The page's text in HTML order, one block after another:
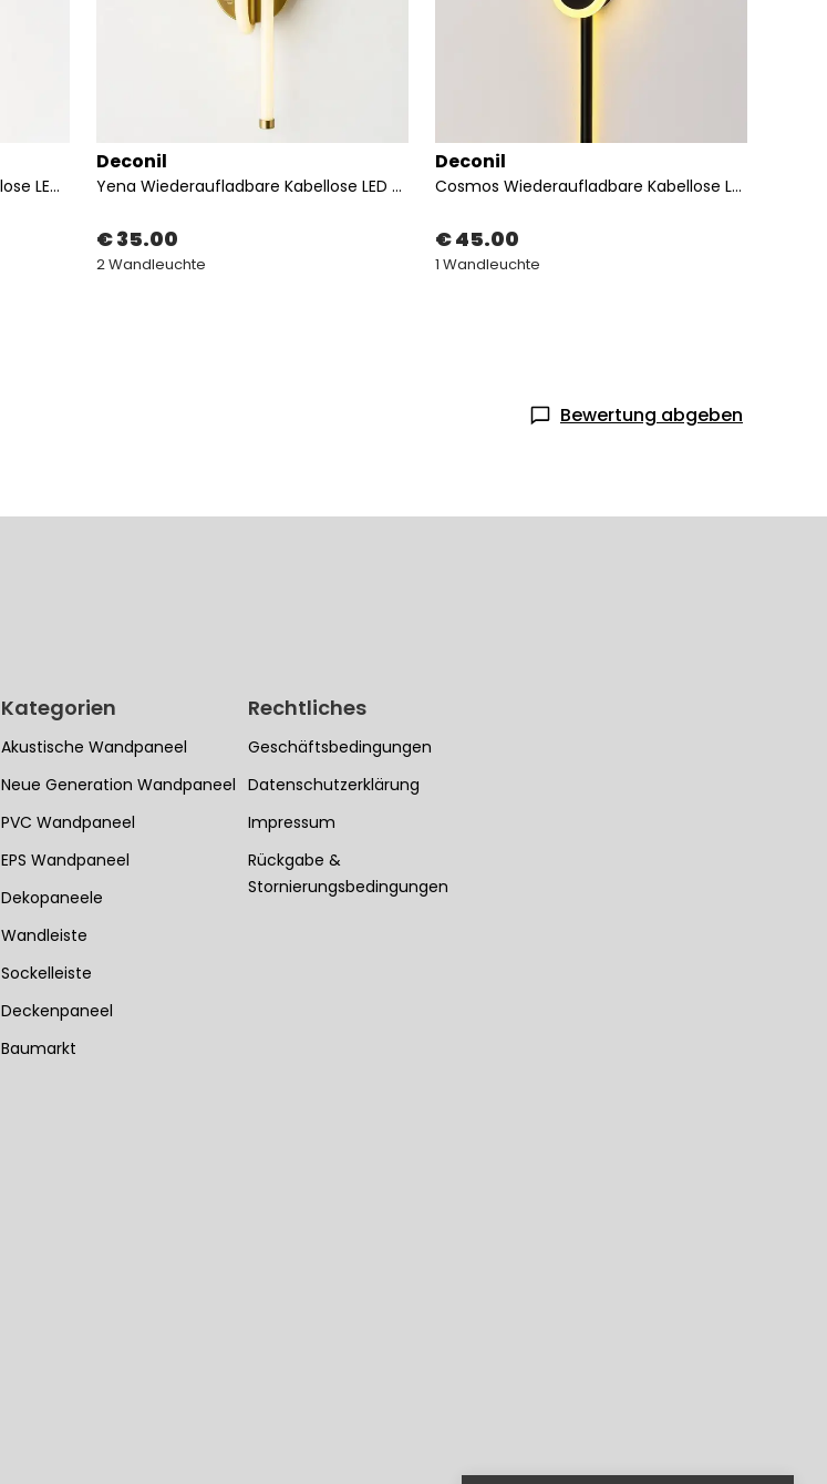
Eclipse Wiederaufladbare Kabellose LED Wandleuchte
Deconil
Yena Wiederaufladbare Kabellose LED Wandleuchte
€ 35.00
2 Wandleuchte
Deconil
Cosmos Wiederaufladbare Kabellose LED Wandleuchte
€ 45.00
1 Wandleuchte
Bewertung abgeben
Kategorien
Akustische Wandpaneel
Neue Generation Wandpaneel
PVC Wandpaneel
EPS Wandpaneel
Dekopaneele
Wandleiste
Sockelleiste
Deckenpaneel
Baumarkt
Rechtliches
Geschäftsbedingungen
Datenschutzerklärung
Impressum
Rückgabe &
Stornierungsbedingungen